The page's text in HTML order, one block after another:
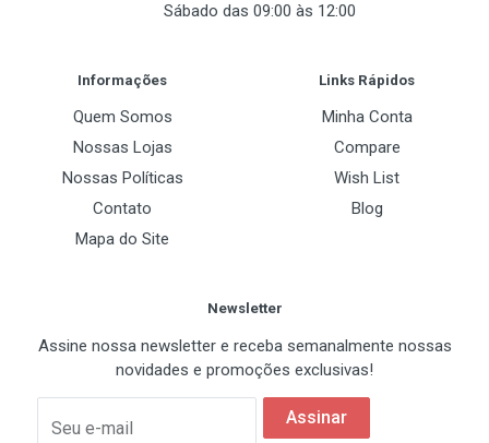
Tecnologia Intel
Enchanced Intel SpeedStep Technology
Execute Disable
Sábado das 09:00 às 12:00
Informações
Quem Somos
Nossas Lojas
Nossas Políticas
Contato
Mapa do Site
Links Rápidos
Minha Conta
Compare
Wish List
Blog
Newsletter
Assine nossa newsletter e receba semanalmente nossas
novidades e promoções exclusivas!
Seu e-mail
Assinar